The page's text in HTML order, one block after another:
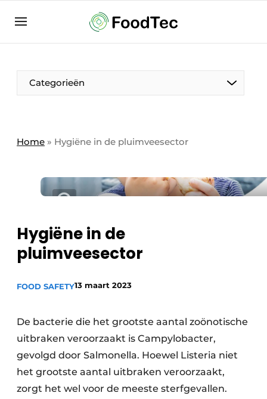
Bedrijven
Bedrijven
Direct contact
Evenement aanmelden
Home
Nieuwsbrief
Podcasts
Privacy / Cookie statement
Vacatures
Video’s
Categorieën
Home » Hygiëne in de pluimveesector
Hygiëne in de
pluimveesector
FOOD SAFETY13 maart 2023
De bacterie die het grootste aantal zoönotische
uitbraken veroorzaakt is Campylobacter,
gevolgd door Salmonella. Hoewel Listeria niet
het grootste aantal uitbraken veroorzaakt,
zorgt het wel voor de meeste sterfgevallen.